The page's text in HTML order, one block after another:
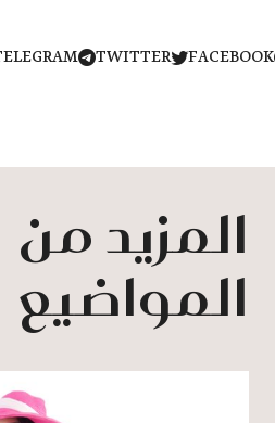
TWITTER
TELEGRAM
المزيد من
المواضيع